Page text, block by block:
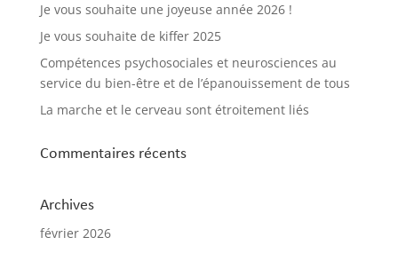
Je vous souhaite une joyeuse année 2026 !
Je vous souhaite de kiffer 2025
Compétences psychosociales et neurosciences au
service du bien-être et de l’épanouissement de tous
La marche et le cerveau sont étroitement liés
Commentaires récents
Archives
février 2026